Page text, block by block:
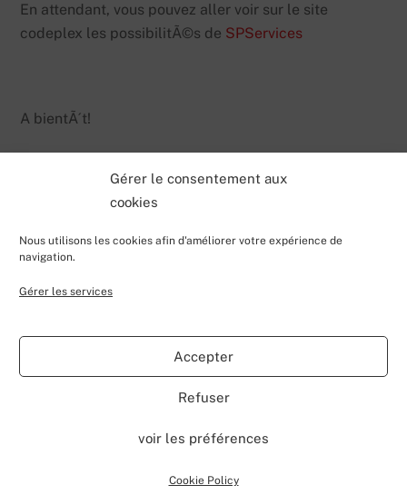
Gérer le consentement aux
cookies
Nous utilisons les cookies afin d'améliorer votre expérience de
navigation.
Gérer les services
Accepter
Refuser
voir les préférences
Cookie Policy
En attendant, vous pouvez aller voir sur le site
codeplex les possibilitÃ©s de SPServices
A bientÃ´t!
To
Top
Valentin Lecerf's Blog
Home Blog Contributions My Projects
Contact
Valentin Lecerf's Blog2026